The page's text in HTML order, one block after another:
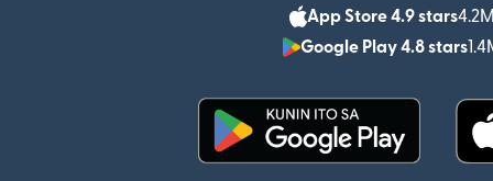
App Store 4.9 stars
Google Play 4.8 stars